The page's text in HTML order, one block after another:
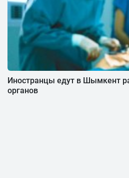
Иностранцы едут в Шымкент
органов